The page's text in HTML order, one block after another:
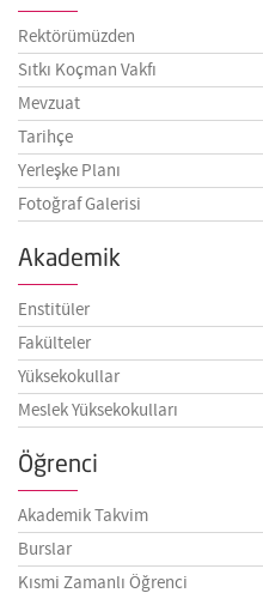
Rektörümüzden
Sıtkı Koçman Vakfı
Mevzuat
Tarihçe
Yerleşke Planı
Fotoğraf Galerisi
Akademik
Enstitüler
Fakülteler
Yüksekokullar
Meslek Yüksekokulları
Öğrenci
Akademik Takvim
Burslar
Kısmi Zamanlı Öğrenci